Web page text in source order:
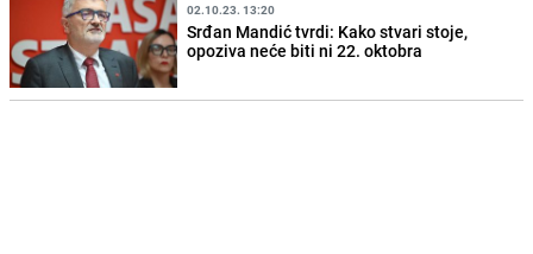
02.10.23. 13:20
Srđan Mandić tvrdi: Kako stvari stoje,
opoziva neće biti ni 22. oktobra